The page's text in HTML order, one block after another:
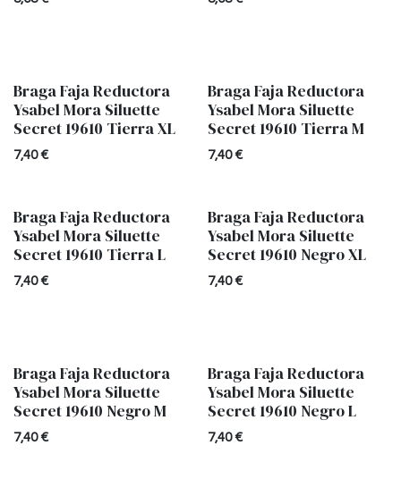
Braga Faja Reductora
Ysabel Mora Siluette
Secret 19610 Tierra XL
7,40€
Braga Faja Reductora
Ysabel Mora Siluette
Secret 19610 Tierra M
7,40€
Braga Faja Reductora
Ysabel Mora Siluette
Secret 19610 Tierra L
7,40€
Braga Faja Reductora
Ysabel Mora Siluette
Secret 19610 Negro XL
7,40€
Braga Faja Reductora
Ysabel Mora Siluette
Secret 19610 Negro M
7,40€
Braga Faja Reductora
Ysabel Mora Siluette
Secret 19610 Negro L
7,40€